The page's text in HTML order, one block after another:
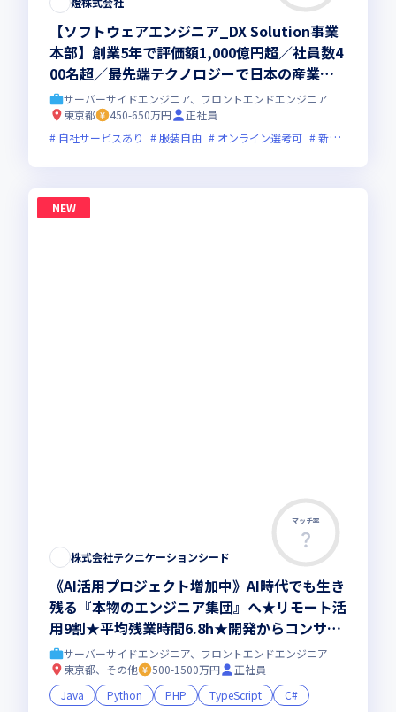
【ソフトウェアエンジニア_DX Solution事業
本部】創業5年で評価額1,000億円超／社員数4
00名超／最先端テクノロジーで日本の産業を
アップデートする東大発AIスタートアップ
サーバーサイドエンジニア、フロントエンドエンジニア
東京都
450-650万円
正社員
自社サービスあり
服装自由 オンライン選考可 新規立ち上げ
NEW
マッチ率
株式会社テクニケーションシード
《AI活用プロジェクト増加中》AI時代でも生き
残る『本物のエンジニア集団』へ★リモート活
用9割★平均残業時間6.8h★開発からコンサル
領域まで、一気通貫でキャリアを作りたいあな
たにオススメの環境です！
サーバーサイドエンジニア、フロントエンドエンジニア
東京都、その他
500-1500万円
正社員
Java
Python PHP TypeScript
C#